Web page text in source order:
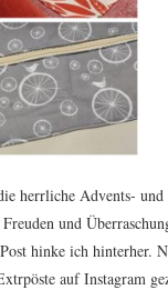
herrliche Advents- und
und
hinke ich hinterher.
auf Instagram